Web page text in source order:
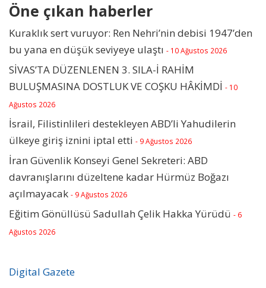
Öne çıkan haberler
Kuraklık sert vuruyor: Ren Nehri’nin debisi 1947’den
bu yana en düşük seviyeye ulaştı - 10 Ağustos 2026
SİVAS’TA DÜZENLENEN 3. SILA-İ RAHİM
BULUŞMASINA DOSTLUK VE COŞKU HÂKİMDİ - 10
Ağustos 2026
İsrail, Filistinlileri destekleyen ABD’li Yahudilerin
ülkeye giriş iznini iptal etti - 9 Ağustos 2026
İran Güvenlik Konseyi Genel Sekreteri: ABD
davranışlarını düzeltene kadar Hürmüz Boğazı
açılmayacak - 9 Ağustos 2026
Eğitim Gönüllüsü Sadullah Çelik Hakka Yürüdü - 6
Ağustos 2026
Digital Gazete